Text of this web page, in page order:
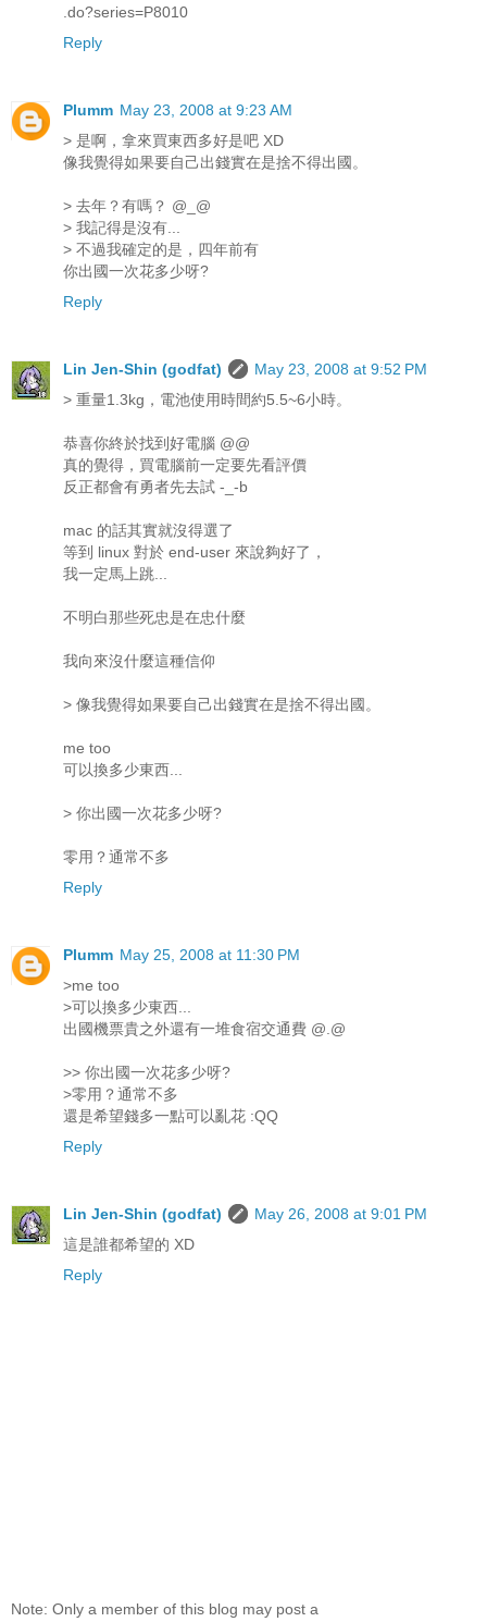
.do?series=P8010
Reply
Plumm May 23, 2008 at 9:23 AM
> 是啊，拿來買東西多好是吧 XD
像我覺得如果要自己出錢實在是捨不得出國。
> 去年？有嗎？ @_@
> 我記得是沒有...
> 不過我確定的是，四年前有
你出國一次花多少呀?
Reply
Lin Jen-Shin (godfat)
May 23, 2008 at 9:52 PM
> 重量1.3kg，電池使用時間約5.5~6小時。
恭喜你終於找到好電腦 @@
真的覺得，買電腦前一定要先看評價
反正都會有勇者先去試 -_-b
mac 的話其實就沒得選了
等到 linux 對於 end-user 來說夠好了，
我一定馬上跳...
不明白那些死忠是在忠什麼
我向來沒什麼這種信仰
> 像我覺得如果要自己出錢實在是捨不得出國。
me too
可以換多少東西...
> 你出國一次花多少呀?
零用？通常不多
Reply
Plumm May 25, 2008 at 11:30 PM
>me too
>可以換多少東西...
出國機票貴之外還有一堆食宿交通費 @.@
>> 你出國一次花多少呀?
>零用？通常不多
還是希望錢多一點可以亂花 :QQ
Reply
Lin Jen-Shin (godfat)
May 26, 2008 at 9:01 PM
這是誰都希望的 XD
Reply
Note: Only a member of this blog may post a